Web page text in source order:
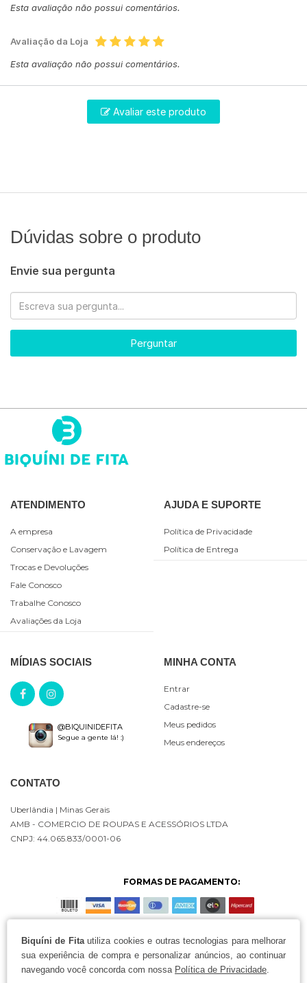
Biquíni de Fitautiliza cookies e outras tecnologias para melhorar
sua experiência de compra e personalizar anúncios, ao continuar
navegando você concorda com nossa Política de Privacidade.
Esta avaliação não possui comentários.
Avaliação da Loja
Esta avaliação não possui comentários.
Avaliar este produto
Dúvidas sobre o produto
Envie sua pergunta
Perguntar
ATENDIMENTO
A empresa
Conservação e Lavagem
Trocas e Devoluções
Fale Conosco
Trabalhe Conosco
Avaliações da Loja
AJUDA E SUPORTE
Política de Privacidade
Política de Entrega
MÍDIAS SOCIAIS
@BIQUINIDEFITA
Segue a gente lá! :)
MINHA CONTA
Entrar
Cadastre-se
Meus pedidos
Meus endereços
CONTATO
Uberlândia | Minas Gerais
AMB - COMERCIO DE ROUPAS E ACESSÓRIOS LTDA
CNPJ: 44.065.833/0001-06
FORMAS DE PAGAMENTO: